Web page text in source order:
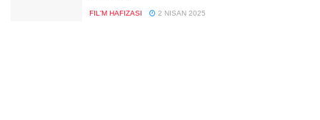
FIL'M HAFIZASI 2 NISAN 2025